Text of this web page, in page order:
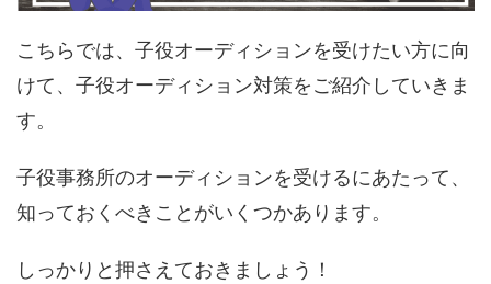
こちらでは、子役オーディションを受けたい方に向
けて、子役オーディション対策をご紹介していきま
す。
子役事務所のオーディションを受けるにあたって、
知っておくべきことがいくつかあります。
しっかりと押さえておきましょう！